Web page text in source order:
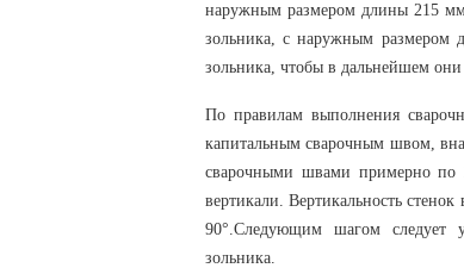
наружным размером длины 215
зольника, с наружным размером
зольника, чтобы в дальнейшем
По правилам выполнения
капитальным сварочным швом,
сварочными швами примерно по
вертикали. Вертикальность
90°.Следующим шагом следует
зольника.